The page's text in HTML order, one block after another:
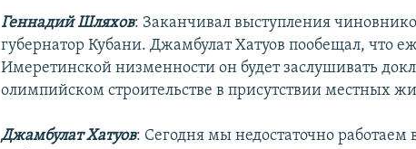
Геннадий Шляхов: Заканчивал выступления
губернатор Кубани. Джамбулат Хатуов пообещал, что
Имеретинской низменности он будет заслушивать
олимпийском строительстве в присутствии местных
Джамбулат Хатуов: Сегодня мы недостаточно работаем